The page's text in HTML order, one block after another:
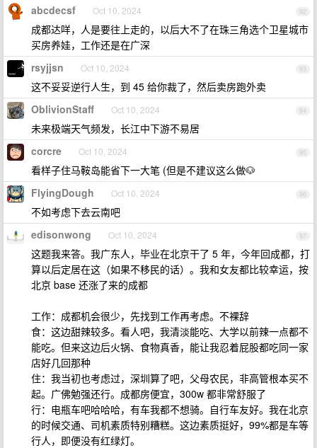
92
abcdecsf Oct 10, 2024
成都达咩，人是要往上走的，以后大不了在珠三角选个卫星城市
买房养娃，工作还是在广深
93
rsyjjsn Oct 10, 2024
这不妥妥逆行人生，到 45 给你裁了，然后卖房跑外卖
94
OblivionStaff Oct 10, 2024
未来极端天气频发，长江中下游不易居
95
corcre Oct 10, 2024
看样子住马鞍岛能省下一大笔 (但是不建议这么做🐶
96
FlyingDough Oct 10, 2024
不如考虑下去云南吧
97
edisonwong Oct 10, 2024
这题我来答。我广东人，毕业在北京干了 5 年，今年回成都，打
算以后定居在这（如果不移民的话）。我和女友都比较幸运，按
北京 base 还涨了来的成都
工作：成都机会很少，先找到工作再考虑。不裸辞
食：这边甜辣较多。看人吧，我清淡能吃、大学以前辣一点都不
能吃。但来这边后火锅、食物真香，能让我忍着屁股都吃同一家
店好几回那种
住：我当初也考虑过，深圳算了吧，父母农民，非高管根本买不
起。广佛勉强还行。成都房便宜，300w 都非常舒服了
行：电瓶车吧哈哈哈，有车我都不想骑。自行车友好。我在北京
的时候交通、司机素质特别糟糕。这边素质挺好，99%都是车等
行人，即便没有红绿灯。